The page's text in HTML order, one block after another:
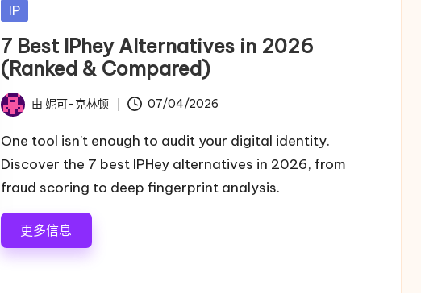
发
在
IP
7 Best IPhey Alternatives in 2026
(Ranked & Compared)
发
布
由 妮可-克林顿 07/04/2026
One tool isn't enough to audit your digital identity.
Discover the 7 best IPHey alternatives in 2026, from
fraud scoring to deep fingerprint analysis.
更多信息